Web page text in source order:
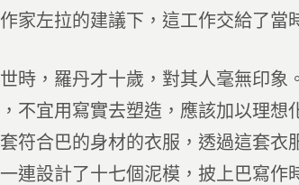
家左拉的建議下，這工作交給了當
時，羅丹才十歲，對其人毫無印
不宜用寫實去塑造，應該加以理想
符合巴的身材的衣服，透過這套
連設計了十七個泥模，披上巴寫作